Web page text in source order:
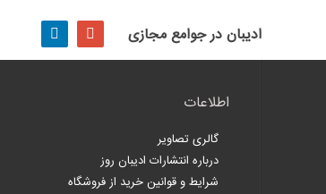
ادیبان در جوامع مجازی
اطلاعات
گالری تصاویر
درباره انتشارات ادیبان روز
شرایط و قوانین خرید از فروشگاه